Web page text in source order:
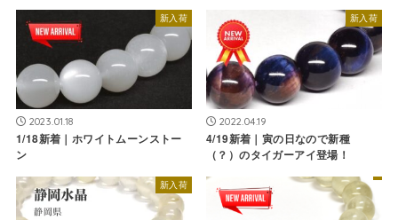
新入荷
2023.01.18
1/18新着｜ホワイトムーンストー
ン
新入荷
2022.04.19
4/19新着｜寅の日なので新種
（？）のタイガーアイ登場！
新入荷